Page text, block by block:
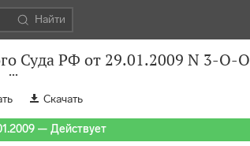
Найти
Суда РФ от 29.01.2009 N 3-О-О
Скачать
— Действует